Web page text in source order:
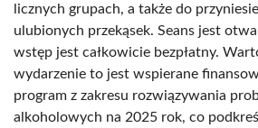
licznych grupach, a także do
ulubionych przekąsek. Seans jest
wstęp jest całkowicie bezpłatny.
wydarzenie to jest wspierane
program z zakresu rozwiązywania
alkoholowych na 2025 rok, co